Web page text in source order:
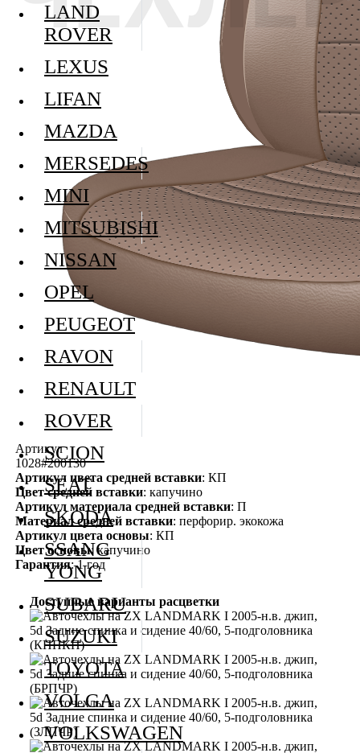
Артикул
1028#200130
Артикул цвета средней вставки: КП
Цвет средней вставки: капучино
Артикул материала средней вставки: П
Материал средней вставки: перфорир. экокожа
Артикул цвета основы: КП
Цвет основы: капучино
Гарантия: 1 год
Доступные варианты расцветки
LAND
ROVER
LEXUS
LIFAN
MAZDA
MERSEDES
MINI
MITSUBISHI
NISSAN
OPEL
PEUGEOT
RAVON
RENAULT
ROVER
SCION
SEAT
SKODA
SSANG
YONG
SUBARU
SUZUKI
TOYOTA
VOLGA
VOLKSWAGEN